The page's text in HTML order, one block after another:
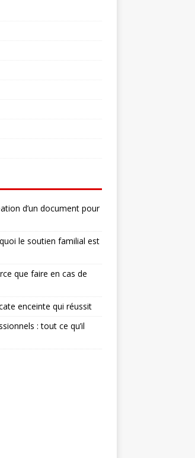
d’un document pour
le soutien familial est
que faire en cas de
enceinte qui réussit
: tout ce qu’il